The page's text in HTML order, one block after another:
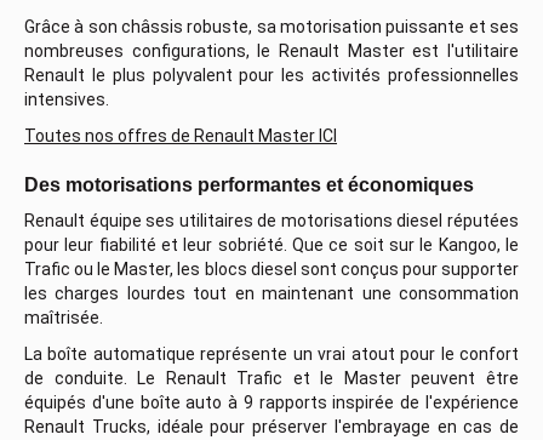
Grâce à son châssis robuste, sa motorisation puissante et ses
nombreuses configurations, le Renault Master est l'utilitaire
Renault le plus polyvalent pour les activités professionnelles
intensives.
Toutes nos offres de Renault Master ICI
Des motorisations performantes et économiques
Renault équipe ses utilitaires de motorisations diesel réputées
pour leur fiabilité et leur sobriété. Que ce soit sur le Kangoo, le
Trafic ou le Master, les blocs diesel sont conçus pour supporter
les charges lourdes tout en maintenant une consommation
maîtrisée.
La boîte automatique représente un vrai atout pour le confort
de conduite. Le Renault Trafic et le Master peuvent être
équipés d'une boîte auto à 9 rapports inspirée de l'expérience
Renault Trucks, idéale pour préserver l'embrayage en cas de